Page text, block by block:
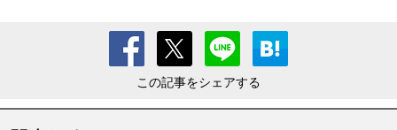
この記事をシェアする